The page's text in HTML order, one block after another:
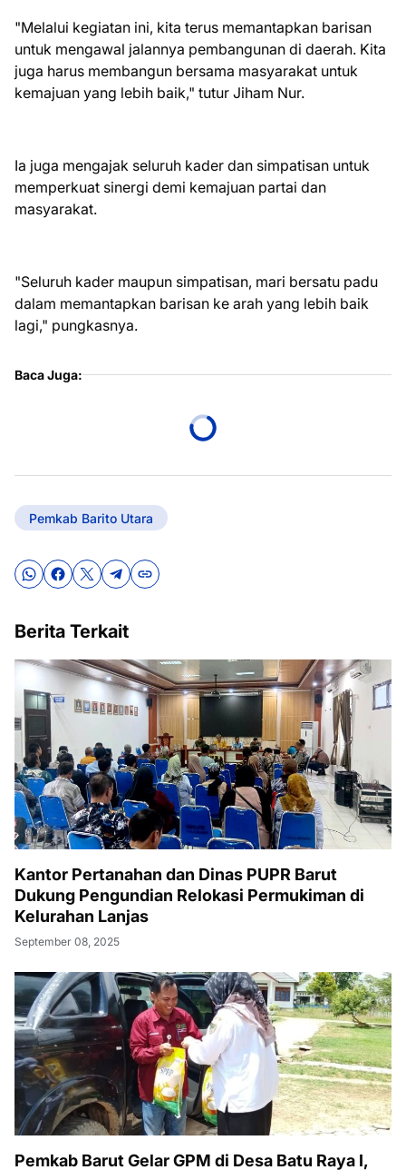
"Melalui kegiatan ini, kita terus memantapkan barisan
untuk mengawal jalannya pembangunan di daerah. Kita
juga harus membangun bersama masyarakat untuk
kemajuan yang lebih baik," tutur Jiham Nur.
Ia juga mengajak seluruh kader dan simpatisan untuk
memperkuat sinergi demi kemajuan partai dan
masyarakat.
"Seluruh kader maupun simpatisan, mari bersatu padu
dalam memantapkan barisan ke arah yang lebih baik
lagi," pungkasnya.
Baca Juga:
Pemkab Barito Utara
Berita Terkait
Kantor Pertanahan dan Dinas PUPR Barut
Dukung Pengundian Relokasi Permukiman di
Kelurahan Lanjas
September 08, 2025
Pemkab Barut Gelar GPM di Desa Batu Raya I,